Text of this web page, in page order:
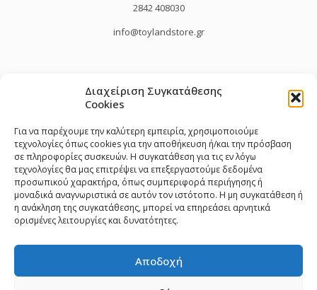
Διαχείριση Συγκατάθεσης
Cookies
Για να παρέχουμε την καλύτερη εμπειρία, χρησιμοποιούμε
τεχνολογίες όπως cookies για την αποθήκευση ή/και την πρόσβαση
σε πληροφορίες συσκευών. Η συγκατάθεση για τις εν λόγω
τεχνολογίες θα μας επιτρέψει να επεξεργαστούμε δεδομένα
προσωπικού χαρακτήρα, όπως συμπεριφορά περιήγησης ή
μοναδικά αναγνωριστικά σε αυτόν τον ιστότοπο. Η μη συγκατάθεση ή
η ανάκληση της συγκατάθεσης, μπορεί να επηρεάσει αρνητικά
ορισμένες λειτουργίες και δυνατότητες.
Αποδοχή
2842 408030
info@toylandstore.gr